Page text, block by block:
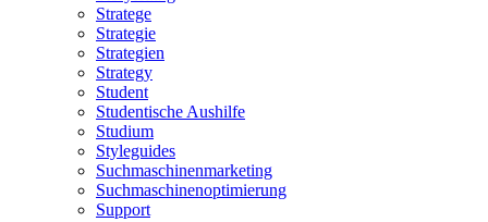
Stratege
Strategie
Strategien
Strategy
Student
Studentische Aushilfe
Studium
Styleguides
Suchmaschinenmarketing
Suchmaschinenoptimierung
Support